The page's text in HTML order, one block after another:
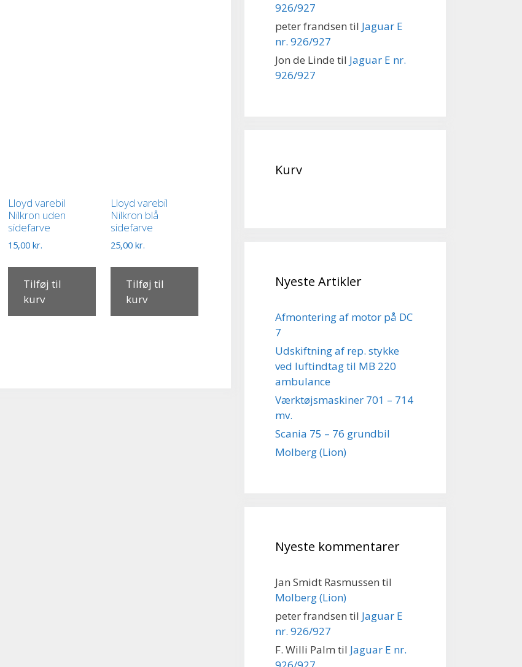
Lloyd varebil
Nilkron uden
sidefarve
15,00 kr.
Tilføj til
kurv
Lloyd varebil
Nilkron blå
sidefarve
25,00kr.
Tilføj til
kurv
926/927
peter frandsen til Jaguar E
nr. 926/927
Jon de Linde til Jaguar E nr.
926/927
Kurv
Nyeste Artikler
Afmontering af motor på DC
7
Udskiftning af rep. stykke
ved luftindtag til MB 220
ambulance
Værktøjsmaskiner 701 – 714
mv.
Scania 75 – 76 grundbil
Molberg (Lion)
Nyeste kommentarer
Jan Smidt Rasmussen til
Molberg (Lion)
peter frandsen til Jaguar E
nr. 926/927
F. Willi Palm til Jaguar E nr.